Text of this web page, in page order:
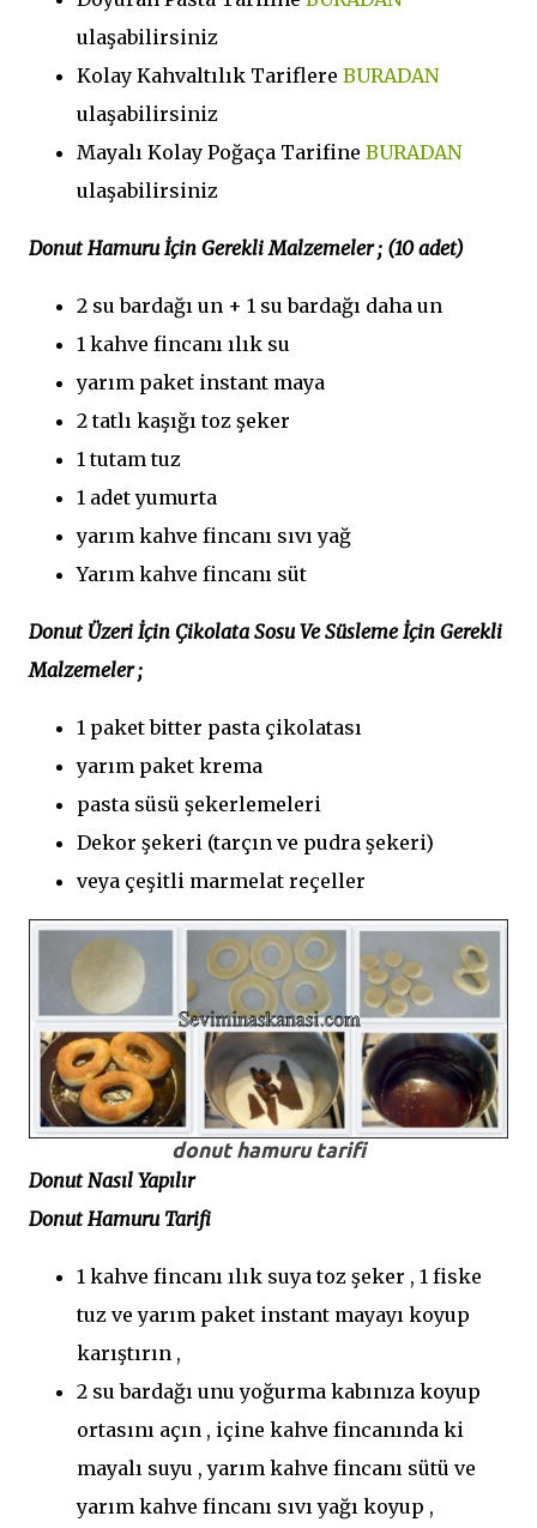
ulaşabilirsiniz
Kolay Kahvaltılık Tariflere BURADAN
ulaşabilirsiniz
Mayalı Kolay Poğaça Tarifine BURADAN
ulaşabilirsiniz
Donut Hamuru İçin Gerekli Malzemeler ; (10 adet)
2 su bardağı un + 1 su bardağı daha un
1 kahve fincanı ılık su
yarım paket instant maya
2 tatlı kaşığı toz şeker
1 tutam tuz
1 adet yumurta
yarım kahve fincanı sıvı yağ
Yarım kahve fincanı süt
Donut Üzeri İçin Çikolata Sosu Ve Süsleme İçin Gerekli
Malzemeler ;
1 paket bitter pasta çikolatası
yarım paket krema
pasta süsü şekerlemeleri
Dekor şekeri (tarçın ve pudra şekeri)
veya çeşitli marmelat reçeller
donut hamuru tarifi
Donut Nasıl Yapılır
Donut Hamuru Tarifi
1 kahve fincanı ılık suya toz şeker , 1 fiske
tuz ve yarım paket instant mayayı koyup
karıştırın ,
2 su bardağı unu yoğurma kabınıza koyup
ortasını açın , içine kahve fincanında ki
mayalı suyu , yarım kahve fincanı sütü ve
yarım kahve fincanı sıvı yağı koyup ,